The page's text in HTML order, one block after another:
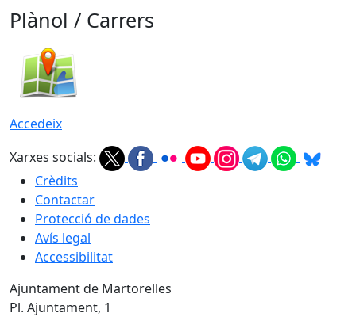
Plànol / Carrers
Accedeix
Xarxes socials:
Crèdits
Contactar
Protecció de dades
Avís legal
Accessibilitat
Ajuntament de Martorelles
Pl. Ajuntament, 1